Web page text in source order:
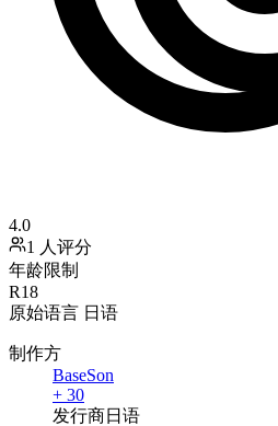
4.0
1 人评分
年龄限制
R18
原始语言 日语
制作方
BaseSon
+ 30
发行商日语